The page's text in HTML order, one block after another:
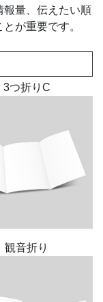
報量、伝えたい順
が重要です。
3つ折りC
観音折り